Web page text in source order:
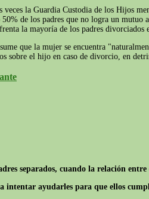
la Guardia Custodia de los Hijos
de los padres que no logra un mutuo
la mayoría de los padres
que la mujer se encuentra
el hijo en caso de divorcio, en
separados, cuando la relación
intentar ayudarles para que ellos